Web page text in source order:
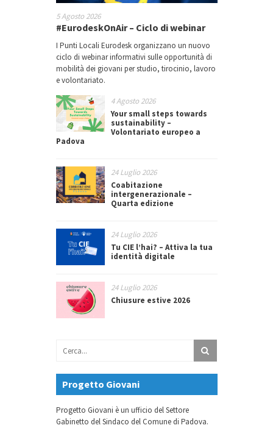
5 Agosto 2026
#EurodeskOnAir – Ciclo di webinar
I Punti Locali Eurodesk organizzano un nuovo
ciclo di webinar informativi sulle opportunità di
mobilità dei giovani per studio, tirocinio, lavoro
e volontariato.
4 Agosto 2026
Your small steps towards
sustainability –
Volontariato europeo a
Padova
24 Luglio 2026
Coabitazione
intergenerazionale –
Quarta edizione
24 Luglio 2026
Tu CIE l’hai? – Attiva la tua
identità digitale
24 Luglio 2026
Chiusure estive 2026
Progetto Giovani
Progetto Giovani è un ufficio del Settore
Gabinetto del Sindaco del Comune di Padova.